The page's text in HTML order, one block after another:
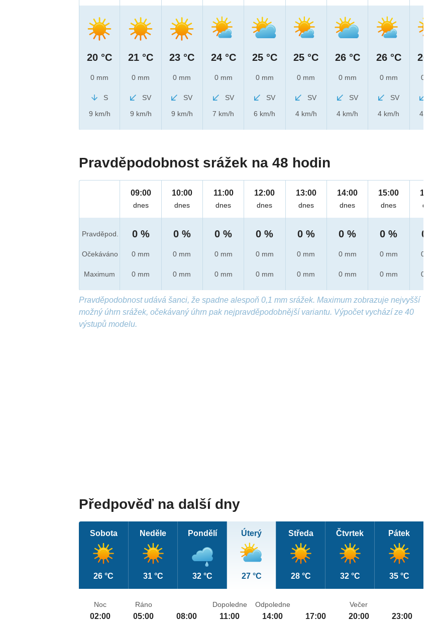
20 °C
0 mm
S
9 km/h
21 °C
0 mm
SV
9 km/h
23 °C
0 mm
SV
9 km/h
24 °C
0 mm
SV
7 km/h
25 °C
0 mm
SV
6 km/h
25 °C
0 mm
SV
4 km/h
26 °C
0 mm
SV
4 km/h
26 °C
0 mm
SV
4 km/h
26 °C
0 mm
4 km/h
Pravděpodobnost srážek na 48 hodin
Pravděpod.
Očekáváno
Maximum
09:00
dnes
0 %
0 mm
0 mm
10:00
dnes
0 %
0 mm
0 mm
11:00
dnes
0 %
0 mm
0 mm
12:00
dnes
0 %
0 mm
0 mm
13:00
dnes
0 %
0 mm
0 mm
14:00
dnes
0 %
0 mm
0 mm
15:00
dnes
0 %
0 mm
0 mm
16:00
dnes
0 %
0 mm
0 mm
Pravděpodobnost udává šanci, že spadne alespoň 0,1 mm srážek. Maximum zobrazuje nejvyšší
možný úhrn srážek, očekávaný úhrn pak nejpravděpodobnější variantu. Výpočet vychází ze 40
výstupů modelu.
Předpověď na další dny
Sobota
26 °C
Neděle
31 °C
Pondělí
32 °C
Úterý
27 °C
Středa
28 °C
Čtvrtek
32 °C
Pátek
35 °C
Noc
02:00
Ráno
05:00 08:00
Dopoledne
11:00
Odpoledne
14:00 17:00
Večer
20:00 23:00